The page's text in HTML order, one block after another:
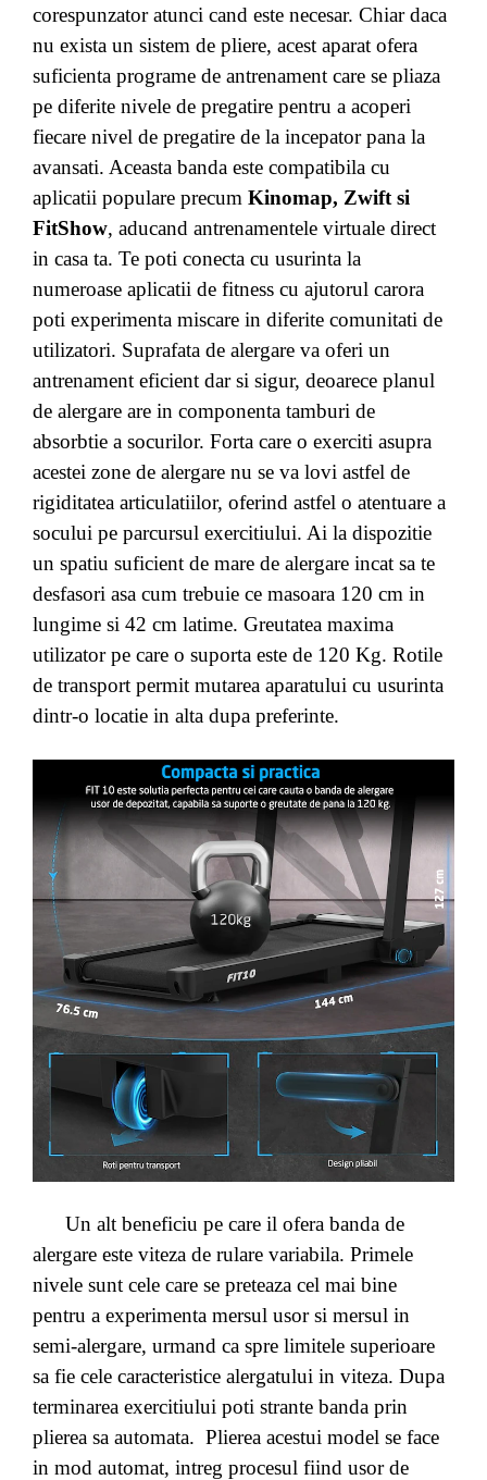
corespunzator atunci cand este necesar. Chiar daca
nu exista un sistem de pliere, acest aparat ofera
suficienta programe de antrenament care se pliaza
pe diferite nivele de pregatire pentru a acoperi
fiecare nivel de pregatire de la incepator pana la
avansati. Aceasta banda este compatibila cu
aplicatii populare precum Kinomap, Zwift si
FitShow, aducand antrenamentele virtuale direct
in casa ta. Te poti conecta cu usurinta la
numeroase aplicatii de fitness cu ajutorul carora
poti experimenta miscare in diferite comunitati de
utilizatori. Suprafata de alergare va oferi un
antrenament eficient dar si sigur, deoarece planul
de alergare are in componenta tamburi de
absorbtie a socurilor. Forta care o exerciti asupra
acestei zone de alergare nu se va lovi astfel de
rigiditatea articulatiilor, oferind astfel o atentuare a
socului pe parcursul exercitiului. Ai la dispozitie
un spatiu suficient de mare de alergare incat sa te
desfasori asa cum trebuie ce masoara 120 cm in
lungime si 42 cm latime. Greutatea maxima
utilizator pe care o suporta este de 120 Kg. Rotile
de transport permit mutarea aparatului cu usurinta
dintr-o locatie in alta dupa preferinte.
Un alt beneficiu pe care il ofera banda de
alergare este viteza de rulare variabila. Primele
nivele sunt cele care se preteaza cel mai bine
pentru a experimenta mersul usor si mersul in
semi-alergare, urmand ca spre limitele superioare
sa fie cele caracteristice alergatului in viteza. Dupa
terminarea exercitiului poti strante banda prin
plierea sa automata. Plierea acestui model se face
in mod automat, intreg procesul fiind usor de